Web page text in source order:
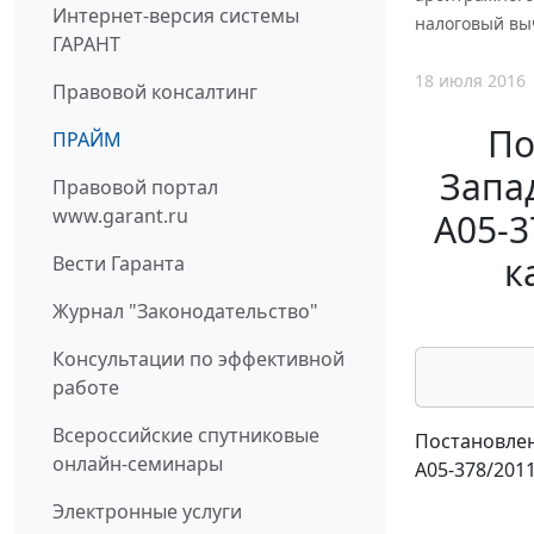
Интернет-версия системы
ГАРАНТ
Правовой консалтинг
ПРАЙМ
Правовой портал
www.garant.ru
Вести Гаранта
Журнал "Законодательство"
Консультации по эффективной
работе
Всероссийские спутниковые
онлайн-семинары
Электронные услуги
налоговый
18 июля 2016
А05-
А05-378/